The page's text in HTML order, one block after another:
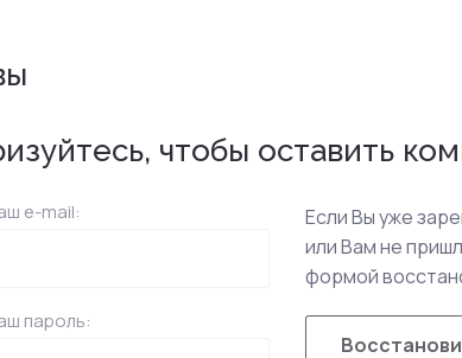
чтобы оставить
e-mail:
пароль:
Если Вы уже
или Вам не
формой